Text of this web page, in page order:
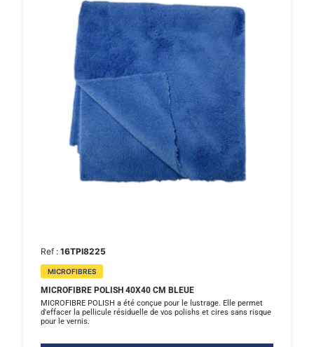
Ref : 16TPI8225
MICROFIBRES
MICROFIBRE POLISH 40X40 CM BLEUE
MICROFIBRE POLISH a été conçue pour le lustrage. Elle permet
d'effacer la pellicule résiduelle de vos polishs et cires sans risque
pour le vernis.